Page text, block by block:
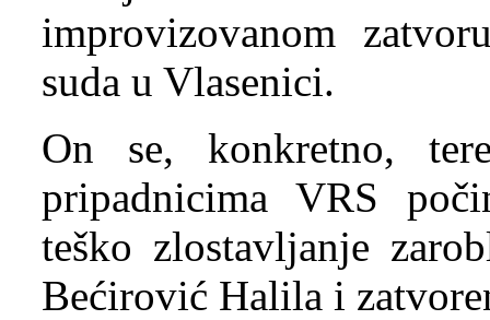
improvizovanom
suda u Vlasenici.
On se, konkretno,
pripadnicima VRS
teško zlostavljanje
Bećirović Halila i